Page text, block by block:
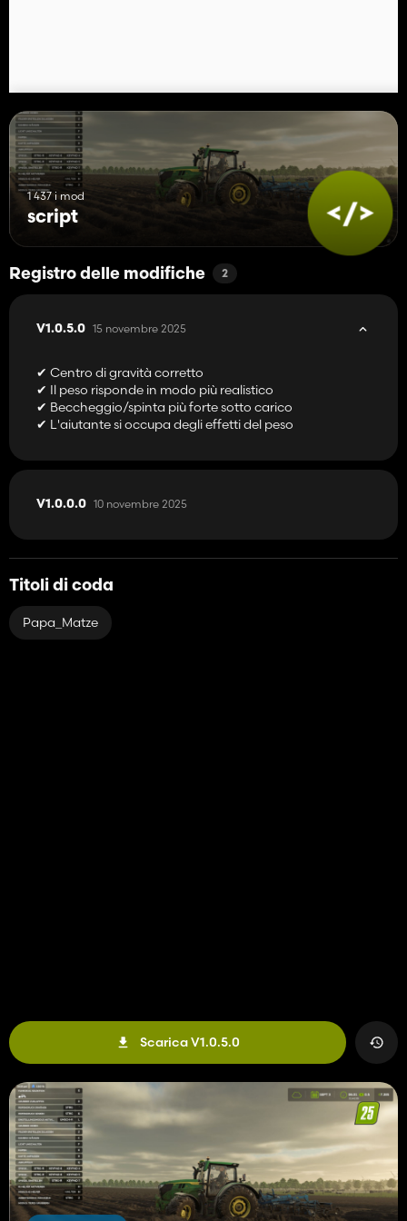
1 437 i mod
script
Registro delle modifiche 2
V1.0.5.0 15 novembre 2025
✔ Centro di gravità corretto
✔ Il peso risponde in modo più realistico
✔ Beccheggio/spinta più forte sotto carico
✔ L'aiutante si occupa degli effetti del peso
V1.0.0.0 10 novembre 2025
Titoli di coda
Papa_Matze
Scarica V1.0.5.0